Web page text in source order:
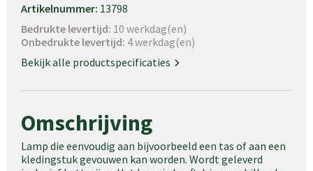
Artikelnummer: 13798
Bedrukte levertijd: 10 werkdag(en)
Onbedrukte levertijd: 4 werkdag(en)
Bekijk alle productspecificaties
Omschrijving
Lamp die eenvoudig aan bijvoorbeeld een tas of aan een
kledingstuk gevouwen kan worden. Wordt geleverd